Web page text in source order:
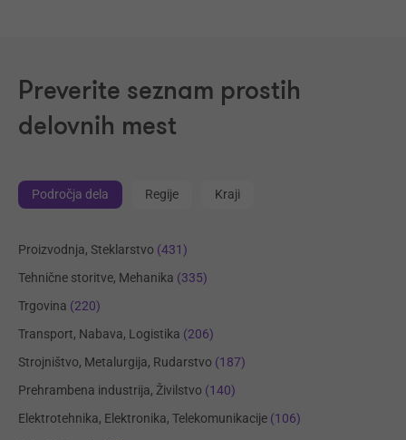
Preverite seznam prostih
delovnih mest
Področja dela Regije Kraji
Proizvodnja, Steklarstvo (431)
Tehnične storitve, Mehanika (335)
Trgovina (220)
Transport, Nabava, Logistika (206)
Strojništvo, Metalurgija, Rudarstvo (187)
Prehrambena industrija, Živilstvo (140)
Elektrotehnika, Elektronika, Telekomunikacije (106)